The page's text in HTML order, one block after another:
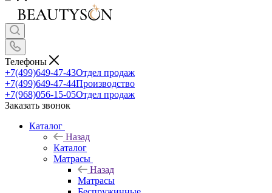
Телефоны
+7(499)649-47-43Отдел продаж
+7(499)649-47-44Производство
+7(968)056-15-05Отдел продаж
Заказать звонок
Каталог
Назад
Каталог
Матрасы
Назад
Матрасы